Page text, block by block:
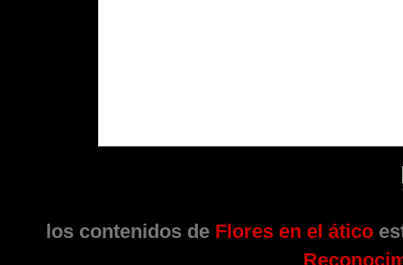
los contenidos de Flores en el ático